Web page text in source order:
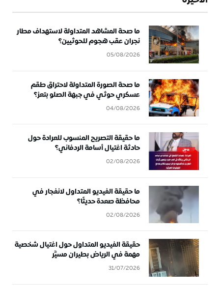
ما صحة المشاهد المتداولة لاستهداف مطار
نجران عقب هجوم للحوثيين؟
05/08/2026
ما صحة الصورة المتداولة لاحتراق طقم
عسكري حوثي في جبهة الصلو بتعز؟
04/08/2026
ما حقيقة التصريح المنسوب للعرادة حول
حادثة اغتيال أسامة الردفاني؟
02/08/2026
ما حقيقة الفيديو المتداول لانفجار في
محافظة صعدة حديثًا؟
02/08/2026
حقيقة الفيديو المتداول حول اغتيال شخصية
مهمة في الرياض بطيران مسيَّر
31/07/2026